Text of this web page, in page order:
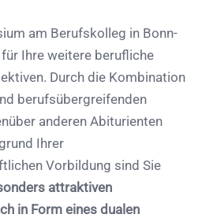
am Berufskolleg in Bonn-
Ihre weitere berufliche
Durch die Kombination
berufsübergreifenden
anderen Abiturienten
Ihrer
Vorbildung sind Sie
attraktiven
in Form eines dualen